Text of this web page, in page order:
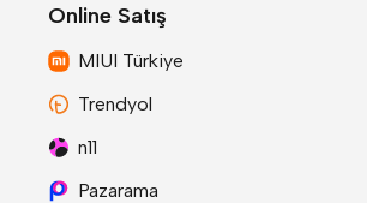
Online Satış
MIUI Türkiye
Trendyol
n11
Pazarama